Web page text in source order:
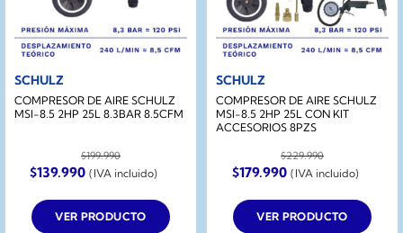
SCHULZ
COMPRESOR DE AIRE SCHULZ
MSI-8.5 2HP 25L 8.3BAR 8.5CFM
$199.990
El
precio
original
era:
$199.990.
$139.990El
precio
actual
es:
$139.990.
(IVA incluido)
VER PRODUCTO
SCHULZ
COMPRESOR DE AIRE SCHULZ
MSI-8.5 2HP 25L CON KIT
ACCESORIOS 8PZS
$229.990
El
precio
original
era:
$229.990.
$179.990El
precio
actual
es:
$179.990.
(IVA incluido)
VER PRODUCTO